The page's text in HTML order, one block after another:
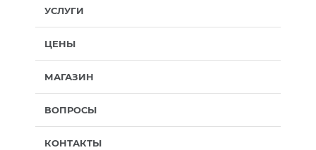
УСЛУГИ
ЦЕНЫ
МАГАЗИН
ВОПРОСЫ
КОНТАКТЫ